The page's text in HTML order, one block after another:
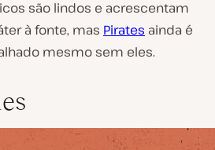
são lindos e acrescentam
à fonte, mas Pirates ainda é
mesmo sem eles.